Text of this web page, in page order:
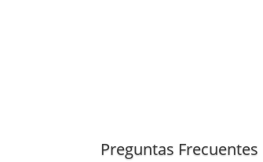
Preguntas Frecuentes